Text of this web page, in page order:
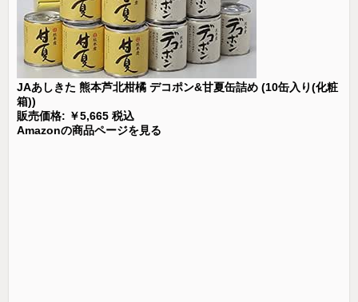
JAあしきた 熊本芦北柑橘 デコポン&甘夏缶詰め (10缶入り(化粧
箱))
販売価格: ￥5,665 税込
Amazonの商品ページを見る